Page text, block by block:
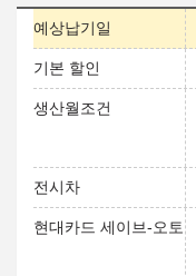
예상납기일
기본 할인
생산월조건
전시차
현대카드 세이브-오토